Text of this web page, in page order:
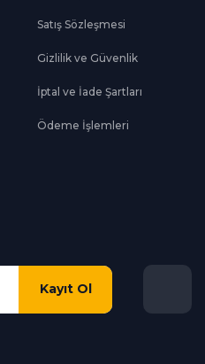
Satış Sözleşmesi
Gizlilik ve Güvenlik
İptal ve İade Şartları
Ödeme İşlemleri
Kayıt Ol